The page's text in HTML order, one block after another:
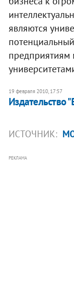
являются
19 февраля 2010, 17:57
Издательство
ИСТОЧНИК:
РЕКЛАМА